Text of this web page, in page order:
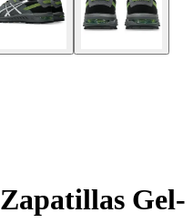
Zapatillas Gel-